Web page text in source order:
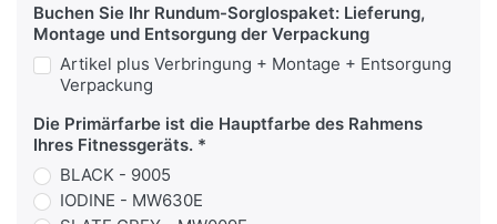
Buchen Sie Ihr Rundum-Sorglospaket: Lieferung,
Montage und Entsorgung der Verpackung
Artikel plus Verbringung + Montage + Entsorgung
Verpackung
Die Primärfarbe ist die Hauptfarbe des Rahmens
Ihres Fitnessgeräts.
BLACK - 9005
IODINE - MW630E